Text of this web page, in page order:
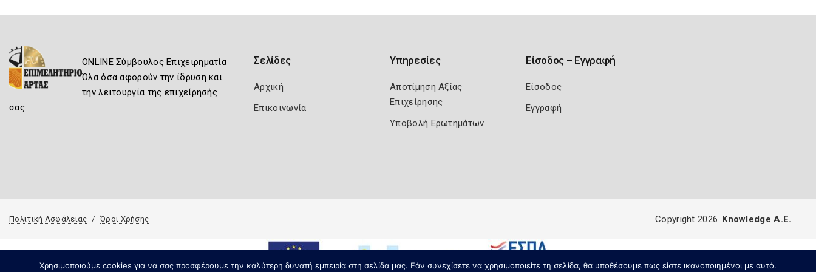
ONLINE Σύμβουλος Επιχειρηματία
Όλα όσα αφορούν την ίδρυση και
την λειτουργία της επιχείρησής
σας.
Σελίδες
Αρχική
Επικοινωνία
Υπηρεσίες
Αποτίμηση Αξίας
Επιχείρησης
Υποβολή Ερωτημάτων
Είσοδος – Εγγραφή
Είσοδος
Εγγραφή
Πολιτική Ασφάλειας Όροι Χρήσης
Χρησιμοποιούμε cookies για να σας προσφέρουμε την καλύτερη δυνατή εμπειρία στη σελίδα μας. Εάν συνεχίσετε να χρησιμοποιείτε τη σελίδα, θα υποθέσουμε πως είστε ικανοποιημένοι με αυτό.
Copyright 2026 Knowledge A.E.